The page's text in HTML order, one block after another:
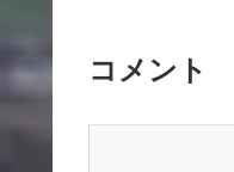
コメント